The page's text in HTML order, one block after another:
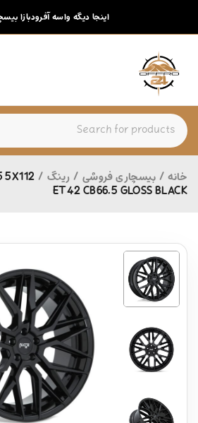
اینجا دیگه واسه آفرودبازا
خانه / بیسچاری فروشی / رینگ /
5X112
ET42 CB66.5 GLOSS BLACK